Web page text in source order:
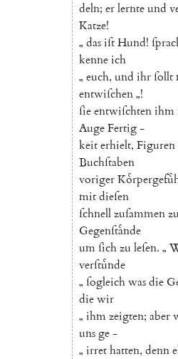
deln; erlernteund
Katze!
„ dasiſtHund!
kenneich
„ euch, und ihrſollt
entwiſchen„!
ſieentwiſchtenihm
AugeFertig-
keiterhielt, Figuren
Buchſtaben
voriger
mitdieſen
ſchnellzuſammen
Gegenſtaͤnde
umſichzu leſen. „
verſtuͤnde
„ ſogleichwasdie
diewir
„ ihmzeigten; aber
unsge-
„ irrethatten, denn